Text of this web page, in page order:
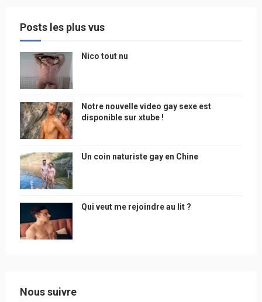
Posts les plus vus
Nico tout nu
Notre nouvelle video gay sexe est
disponible sur xtube !
Un coin naturiste gay en Chine
Qui veut me rejoindre au lit ?
Nous suivre